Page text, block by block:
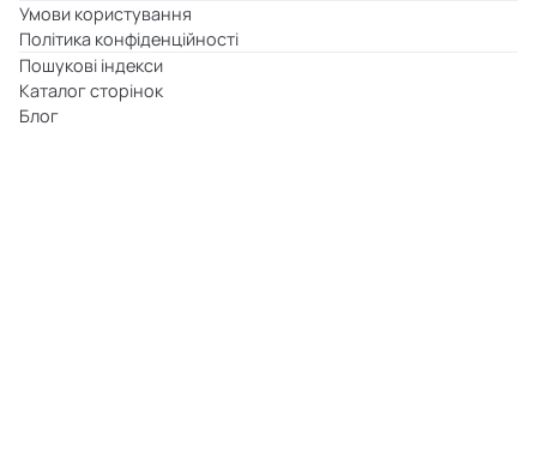
Умови користування
Політика конфіденційності
Пошукові індекси
Каталог сторінок
Блог